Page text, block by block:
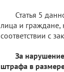
Статья 5
лица и граждане,
соответствии с
За
штрафа в